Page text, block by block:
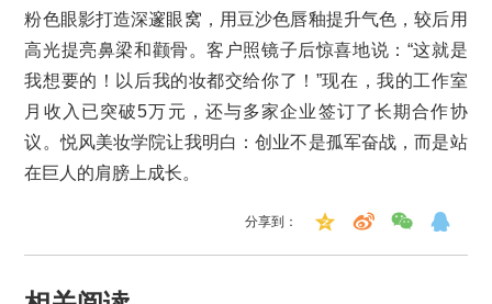
粉色眼影打造深邃眼窝，用豆沙色唇釉提升气色，较后用
高光提亮鼻梁和颧骨。客户照镜子后惊喜地说：“这就是
我想要的！以后我的妆都交给你了！”现在，我的工作室
月收入已突破5万元，还与多家企业签订了长期合作协
议。悦风美妆学院让我明白：创业不是孤军奋战，而是站
在巨人的肩膀上成长。
分享到：